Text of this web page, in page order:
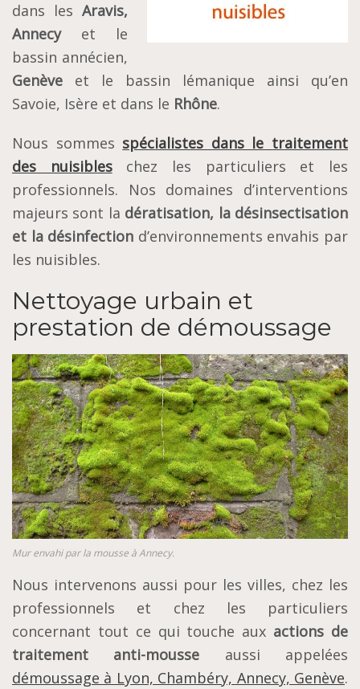
dans les Aravis,
Annecyet le
bassin annécien,
Genève et le bassin lémanique ainsi qu’en
Savoie, Isère et dans le Rhône.
Nous sommes spécialistes dans le traitement
des nuisibleschez les particuliers et les
professionnels. Nos domaines d’interventions
majeurs sont la dératisation, la désinsectisation
et la désinfection d’environnements envahis par
les nuisibles.
Nettoyage urbain et
prestation de démoussage
Mur envahi par la mousse à Annecy.
Nous intervenons aussi pour les villes, chez les
professionnels et chez les particuliers
concernant tout ce qui touche aux actions de
traitement anti-mousse aussi appelées
démoussage à Lyon, Chambéry, Annecy, Genève.